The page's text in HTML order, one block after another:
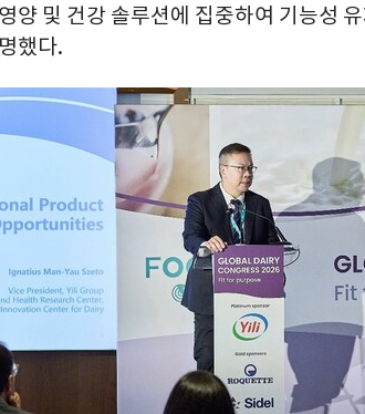
양 및 건강 솔루션에 집중하여 기능성
했다.